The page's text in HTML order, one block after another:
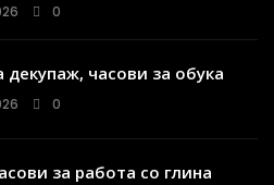
0
декупаж, часови за обука
0
за работа со глина